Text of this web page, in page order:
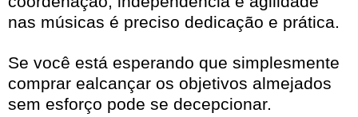
nas músicas é preciso dedicação e prática.
Se você está esperando que simplesmente
comprar ealcançar os objetivos almejados
sem esforço pode se decepcionar.